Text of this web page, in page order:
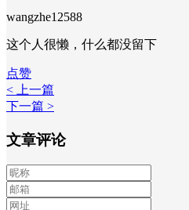
wangzhe12588
这个人很懒，什么都没留下
点赞
< 上一篇
下一篇 >
文章评论